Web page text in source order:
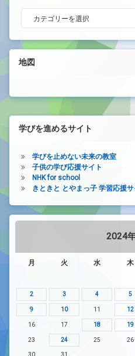
カテゴリー
地図
学びを進めるサイト
学びを止めない未来の教室
子供の学び応援サイト
NHK for school
きときと とやまっ子 学習応援
2024
月 火 水 木
2 3 4 5
9 10 11 12
16 17 18 19
23 24 25 26
30 31